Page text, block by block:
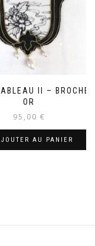
II – BROCHE
OR
95,00 €
AU PANIER